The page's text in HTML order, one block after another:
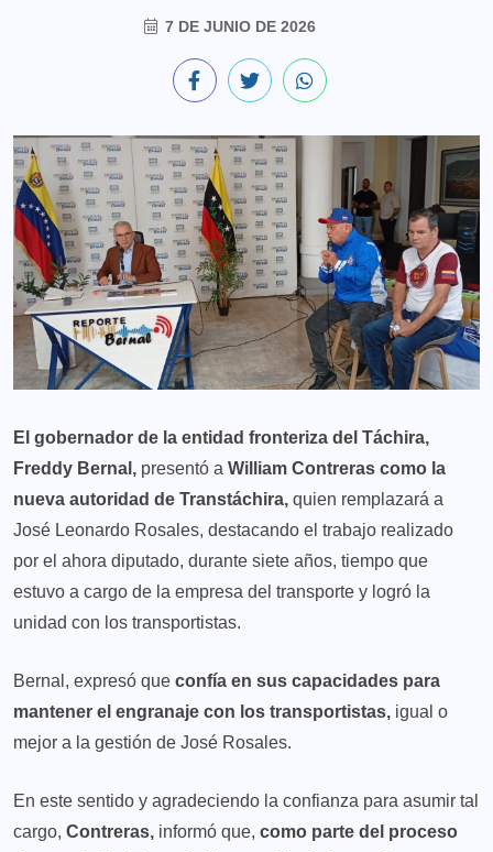
7 DE JUNIO DE 2026
El gobernador de la entidad fronteriza del Táchira,
Freddy Bernal, presentó a William Contreras como la
nueva autoridad de Transtáchira, quien remplazará a
José Leonardo Rosales, destacando el trabajo realizado
por el ahora diputado, durante siete años, tiempo que
estuvo a cargo de la empresa del transporte y logró la
unidad con los transportistas.
Bernal, expresó que confía en sus capacidades para
mantener el engranaje con los transportistas, igual o
mejor a la gestión de José Rosales.
En este sentido y agradeciendo la confianza para asumir tal
cargo, Contreras, informó que, como parte del proceso